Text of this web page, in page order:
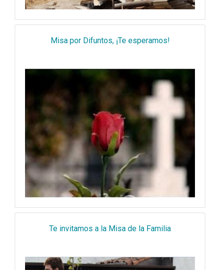
Misa por Difuntos, ¡Te esperamos!
Te invitamos a la Misa de la Familia